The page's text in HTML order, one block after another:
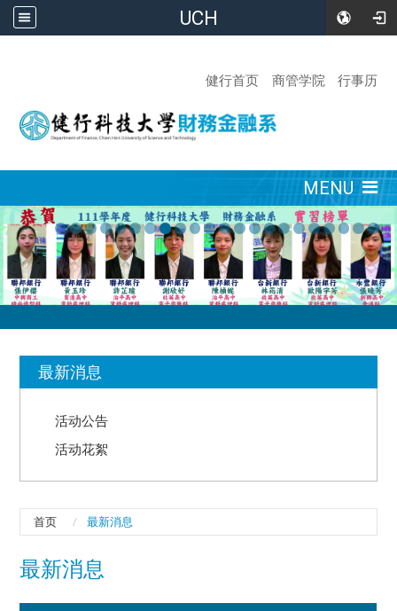
UCH
健行首页
商管学院 行事历
MENU
最新消息
活动公告
活动花絮
首页 最新消息
最新消息